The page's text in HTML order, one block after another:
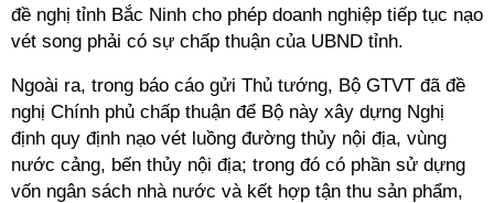
đề nghị tỉnh Bắc Ninh cho phép doanh nghiệp tiếp tục nạo
vét song phải có sự chấp thuận của UBND tỉnh.
Ngoài ra, trong báo cáo gửi Thủ tướng, Bộ GTVT đã đề
nghị Chính phủ chấp thuận để Bộ này xây dựng Nghị
định quy định nạo vét luồng đường thủy nội địa, vùng
nước cảng, bến thủy nội địa; trong đó có phần sử dựng
vốn ngân sách nhà nước và kết hợp tận thu sản phẩm,